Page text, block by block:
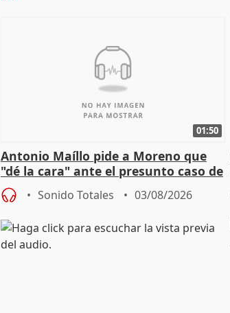
01:50
Antonio Maíllo pide a Moreno que
"dé la cara" ante el presunto caso de
acoso del CEO de ADM
Sonido Totales 03/08/2026